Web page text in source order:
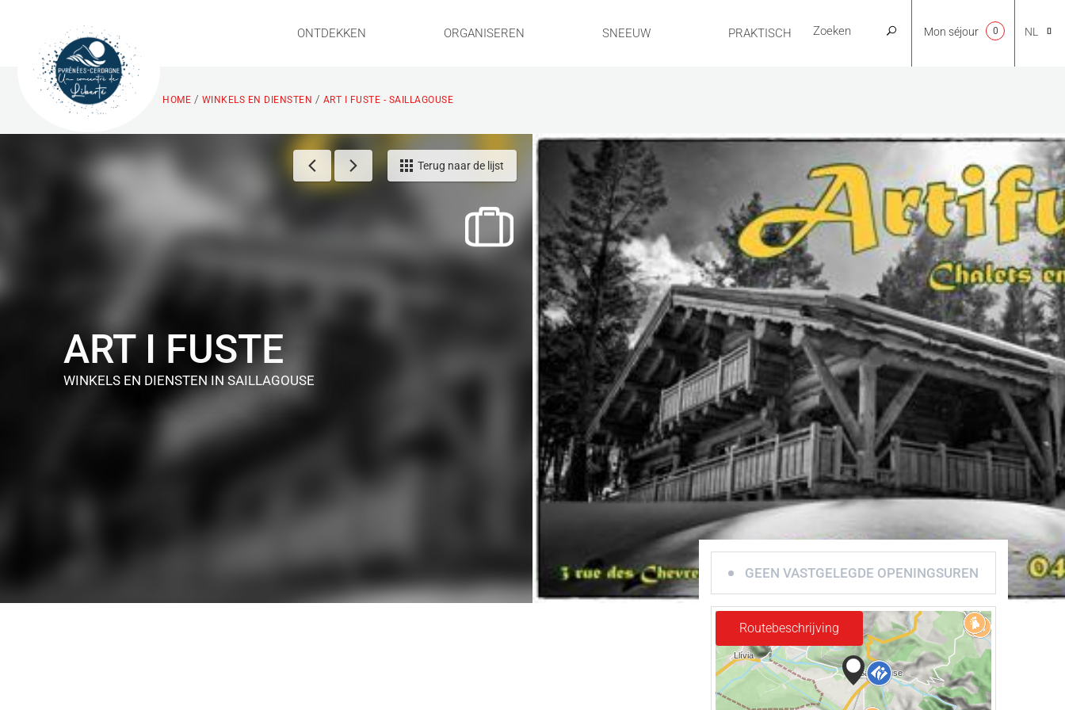
ONTDEKKEN ORGANISEREN SNEEUW PRAKTISCH NL
EN
FR
ES
Mon séjour 0
HOME / WINKELS EN DIENSTEN / ART I FUSTE - SAILLAGOUSE
Terug naar de lijst
ART I FUSTE
WINKELS EN DIENSTENIN SAILLAGOUSE
GEEN VASTGELEGDE OPENINGSUREN
Routebeschrijving